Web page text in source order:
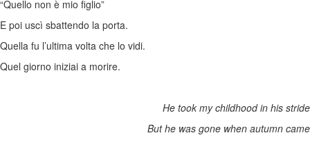
“Quello non è mio figlio”
E poi uscì sbattendo la porta.
Quella fu l’ultima volta che lo vidi.
Quel giorno iniziai a morire.
He took my childhood in his stride
But he was gone when autumn came